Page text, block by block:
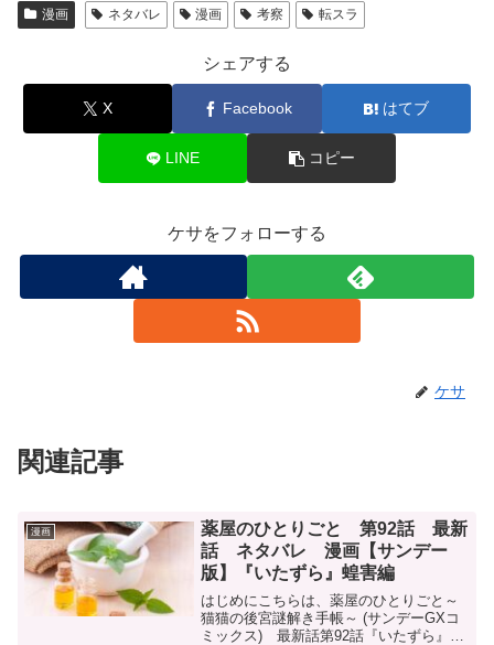
漫画 ネタバレ 漫画 考察 転スラ
シェアする
X Facebook はてブ
LINE コピー
ケサをフォローする
ケサ
関連記事
漫画
薬屋のひとりごと 第92話 最新
話 ネタバレ 漫画【サンデー
版】『いたずら』蝗害編
はじめにこちらは、薬屋のひとりごと～
猫猫の後宮謎解き手帳～ (サンデーGXコ
ミックス) 最新話第92話『いたずら』の